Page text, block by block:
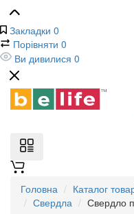
Закладки 0
Порівняти 0
Ви дивилися 0
Головна Каталог
Свердла
Свердло